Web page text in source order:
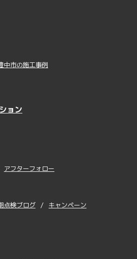
中市の施工事例
ョン
アフターフォロー
点検ブログ キャンペーン